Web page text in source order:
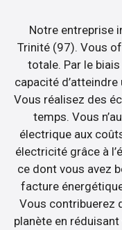
Notre entreprise
Trinité (97). Vous
totale. Par le
capacité
Vous réalisez des
temps. Vous
électrique aux
électricité grâce à
ce dont vous avez
facture
Vous contribuerez
planète en